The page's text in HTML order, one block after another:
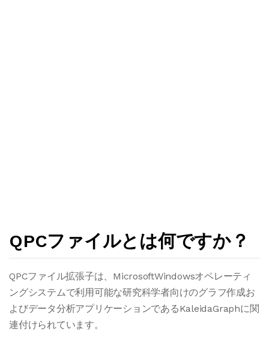
QPCファイルとは何ですか？
QPCファイル拡張子は、MicrosoftWindowsオペレーティ
ングシステムで利用可能な研究科学者向けのグラフ作成お
よびデータ分析アプリケーションであるKaleidaGraphに関
連付けられています。